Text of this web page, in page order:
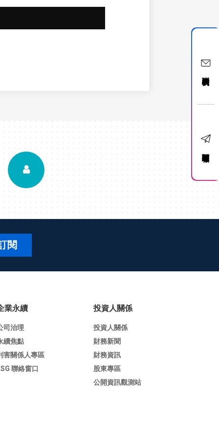
閱
業永續
司治理
續焦點
害關係人專區
聯絡窗口
投資人關係
投資人關係
財務新聞
財務資訊
股東專區
公開資訊觀測站